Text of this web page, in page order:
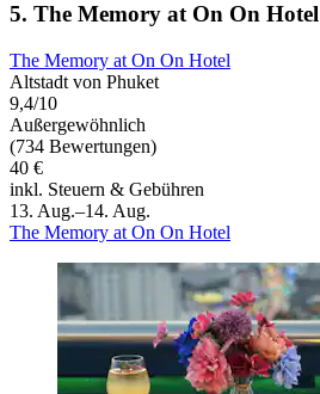
5. The Memory at On On Hotel
The Memory at On On Hotel
Altstadt von Phuket
9,4/10
Außergewöhnlich
(734 Bewertungen)
40 €
inkl. Steuern & Gebühren
13. Aug.–14. Aug.
The Memory at On On Hotel